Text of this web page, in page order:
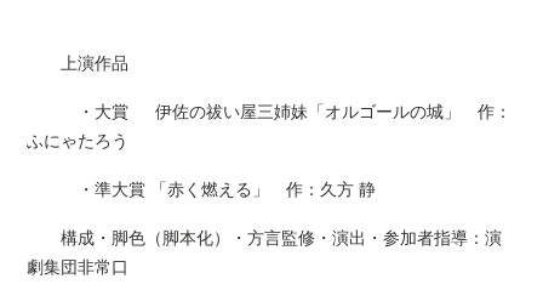
上演作品
・大賞 伊佐の祓い屋三姉妹「オルゴールの城」 作：
ふにゃたろう
・準大賞 「赤く燃える」 作：久方 静
構成・脚色（脚本化）・方言監修・演出・参加者指導：演
劇集団非常口